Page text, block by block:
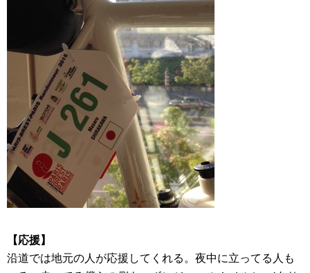
【応援】
沿道では地元の人が応援してくれる。夜中に立ってる人も